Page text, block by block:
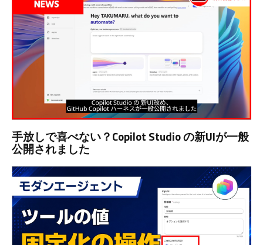
手放しで喜べない？Copilot Studio の新UIが一般
公開されました